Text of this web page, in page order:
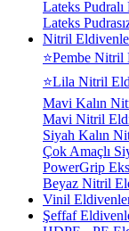
Lateks Pudralı
Lateks
Nitril
⭐Pembe Nitril
⭐Lila Nitril
Mavi Kalın
Mavi Nitril
Siyah Kalın
Çok Amaçlı
PowerGrip
Beyaz Nitril
Vinil
Şeffaf